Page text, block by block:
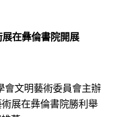
在彝倫書院開展
會文明藝術委員會主辦
展在彝倫書院勝利舉